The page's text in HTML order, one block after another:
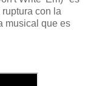
con la
musical que es